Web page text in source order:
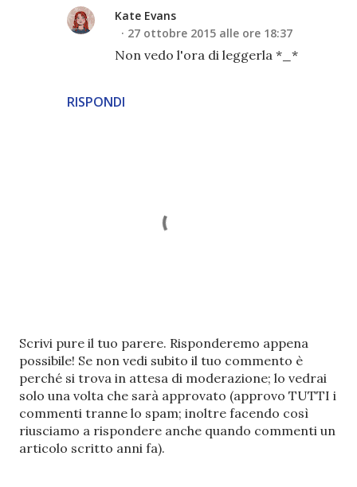
RISPONDI
Kate Evans
27 ottobre 2015 alle ore 18:37
Non vedo l'ora di leggerla *_*
P
o
s
t
a
u
n
Scrivi pure il tuo parere. Risponderemo appena
possibile! Se non vedi subito il tuo commento è
perché si trova in attesa di moderazione; lo vedrai
solo una volta che sarà approvato (approvo TUTTI i
commenti tranne lo spam; inoltre facendo così
riusciamo a rispondere anche quando commenti un
articolo scritto anni fa).